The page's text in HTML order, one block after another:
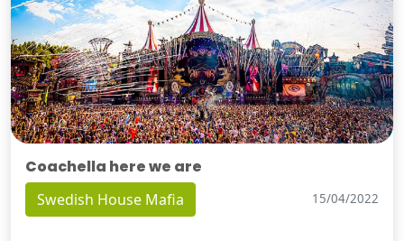
Coachella here we are
Swedish House Mafia 15/04/2022